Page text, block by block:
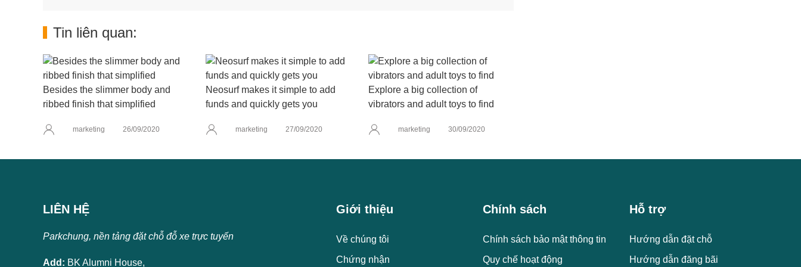
Tin liên quan:
Besides the slimmer body and
ribbed finish that simplified
marketing 26/09/2020
Neosurf makes it simple to add
funds and quickly gets you
marketing 27/09/2020
Explore a big collection of
vibrators and adult toys to find
marketing 30/09/2020
LIÊN HỆ
Parkchung, nền tảng đặt chỗ đỗ xe trực tuyến
Add: BK Alumni House,
Giới thiệu
Về chúng tôi
Chứng nhận
Chính sách
Chính sách bảo mật thông tin
Quy chế hoạt động
Hỗ trợ
Hướng dẫn đặt chỗ
Hướng dẫn đăng bãi